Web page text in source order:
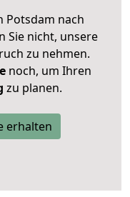
Potsdam nach
Sie nicht, unsere
zu nehmen.
noch, um Ihren
zu planen.
erhalten